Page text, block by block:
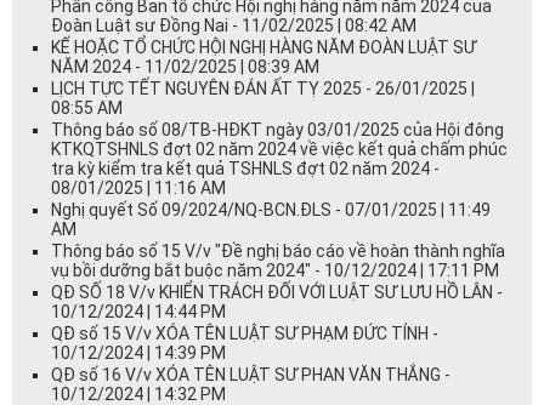
Phân công Ban tổ chức Hội nghị hàng năm năm 2024 của
Đoàn Luật sư Đồng Nai - 11/02/2025 | 08:42 AM
KẾ HOẶC TỔ CHỨC HỘI NGHỊ HÀNG NĂM ĐOÀN LUẬT SƯ
NĂM 2024 - 11/02/2025 | 08:39 AM
LỊCH TỰC TẾT NGUYÊN ĐÁN ẤT TỴ 2025 - 26/01/2025 |
08:55 AM
Thông báo số 08/TB-HĐKT ngày 03/01/2025 của Hội đông
KTKQTSHNLS đợt 02 năm 2024 về việc kết quả chấm phúc
tra kỳ kiểm tra kết quả TSHNLS đợt 02 năm 2024 -
08/01/2025 | 11:16 AM
Nghị quyết Số 09/2024/NQ-BCN.ĐLS - 07/01/2025 | 11:49
AM
Thông báo số 15 V/v "Đề nghị báo cáo về hoàn thành nghĩa
vụ bồi dưỡng bắt buộc năm 2024" - 10/12/2024 | 17:11 PM
QĐ SỐ 18 V/v KHIỂN TRÁCH ĐỐI VỚI LUẬT SƯ LƯU HỒ LÂN -
10/12/2024 | 14:44 PM
QĐ số 15 V/v XÓA TÊN LUẬT SƯ PHẠM ĐỨC TÍNH -
10/12/2024 | 14:39 PM
QĐ số 16 V/v XÓA TÊN LUẬT SƯ PHAN VĂN THẮNG -
10/12/2024 | 14:32 PM